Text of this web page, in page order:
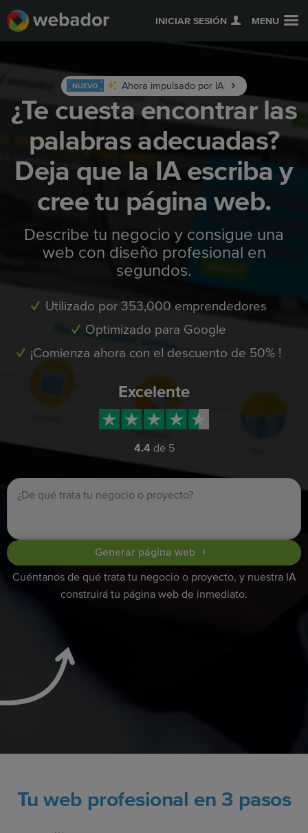
INICIAR SESIÓN MENU
NUEVO Ahora impulsado por IA
¿Te cuesta encontrar las
palabras adecuadas?
Deja que la IA escriba y
cree tu página web.
Describe tu negocio y consigue una
web con diseño profesional en
segundos.
Utilizado por 353,000 emprendedores
Optimizado para Google
¡Comienza ahora con el descuento de 50% !
Excelente
4.4 de 5
Generar página web
Cuéntanos de qué trata tu negocio o proyecto, y nuestra IA
construirá tu página web de inmediato.
Tu web profesional en 3 pasos